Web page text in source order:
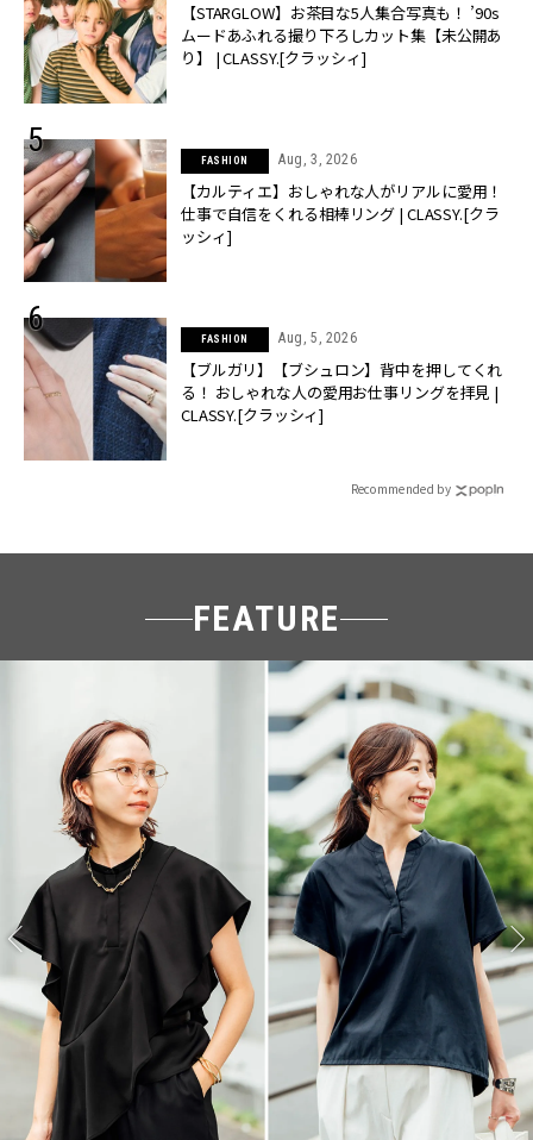
【STARGLOW】お茶目な5人集合写真も！ ’90s
ムードあふれる撮り下ろしカット集【未公開あ
り】 | CLASSY.[クラッシィ]
FASHION Aug, 3, 2026
【カルティエ】おしゃれな人がリアルに愛用！
仕事で自信をくれる相棒リング | CLASSY.[クラ
ッシィ]
FASHION Aug, 5, 2026
【ブルガリ】【ブシュロン】背中を押してくれ
る！ おしゃれな人の愛用お仕事リングを拝見 |
CLASSY.[クラッシィ]
Recommended by
FEATURE